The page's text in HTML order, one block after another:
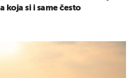
koja si i same često